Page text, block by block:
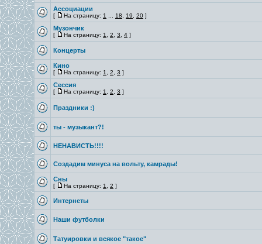
Ассоциации
[ На страницу: 1 18 19 20 ]
Музончик
[ На страницу: 1 2 3 4 ]
Концерты
Кино
[ На страницу: 1 2 3 ]
Сессия
[ На страницу: 1 2 3 ]
Праздники :)
ты - музыкант?!
НЕНАВИСТЬ!!!!
Создадим минуса на вольту, камрады!
Сны
[ На страницу: 1 2 ]
Интернеты
Наши футболки
Татуировки и всякое "такое"